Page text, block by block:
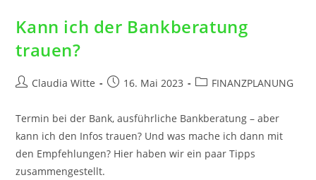
Kann ich der Bankberatung
trauen?
Claudia Witte 16. Mai 2023 FINANZPLANUNG
Termin bei der Bank, ausführliche Bankberatung – aber
kann ich den Infos trauen? Und was mache ich dann mit
den Empfehlungen? Hier haben wir ein paar Tipps
zusammengestellt.